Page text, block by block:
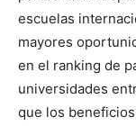
escuelas
mayores
en el ranking de
universidades
que los